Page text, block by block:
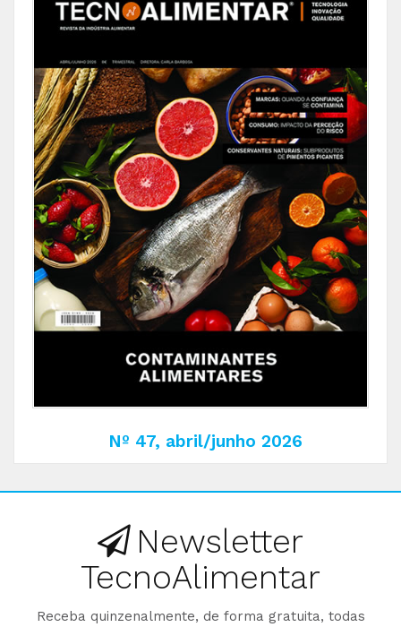
Nº 47, abril/junho 2026
Newsletter
TecnoAlimentar
Receba quinzenalmente, de forma gratuita, todas